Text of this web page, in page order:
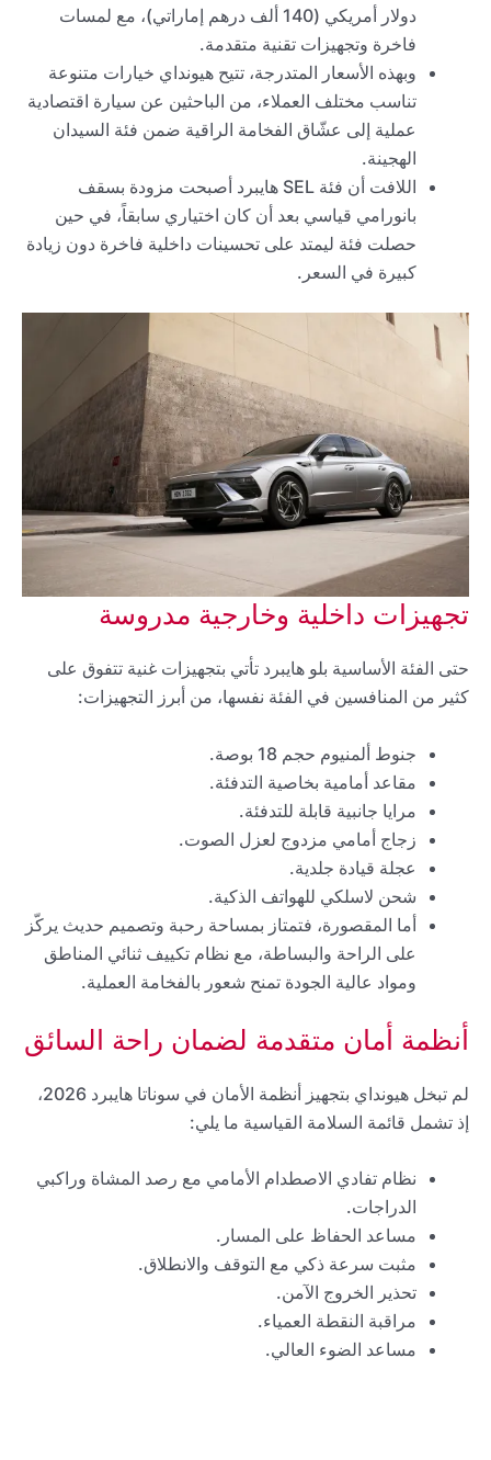
دولار أمريكي (140 ألف درهم إماراتي)، مع لمسات
فاخرة وتجهيزات تقنية متقدمة.
وبهذه الأسعار المتدرجة، تتيح هيونداي خيارات متنوعة
تناسب مختلف العملاء، من الباحثين عن سيارة اقتصادية
عملية إلى عشّاق الفخامة الراقية ضمن فئة السيدان
الهجينة.
اللافت أن فئة SEL هايبرد أصبحت مزودة بسقف
بانورامي قياسي بعد أن كان اختياري سابقاً، في حين
حصلت فئة ليمتد على تحسينات داخلية فاخرة دون زيادة
كبيرة في السعر.
تجهيزات داخلية وخارجية مدروسة
حتى الفئة الأساسية بلو هايبرد تأتي بتجهيزات غنية تتفوق على
كثير من المنافسين في الفئة نفسها، من أبرز التجهيزات:
جنوط ألمنيوم حجم 18 بوصة.
مقاعد أمامية بخاصية التدفئة.
مرايا جانبية قابلة للتدفئة.
زجاج أمامي مزدوج لعزل الصوت.
عجلة قيادة جلدية.
شحن لاسلكي للهواتف الذكية.
أما المقصورة، فتمتاز بمساحة رحبة وتصميم حديث يركّز
على الراحة والبساطة، مع نظام تكييف ثنائي المناطق
ومواد عالية الجودة تمنح شعور بالفخامة العملية.
أنظمة أمان متقدمة لضمان راحة السائق
لم تبخل هيونداي بتجهيز أنظمة الأمان في سوناتا هايبرد 2026،
إذ تشمل قائمة السلامة القياسية ما يلي:
نظام تفادي الاصطدام الأمامي مع رصد المشاة وراكبي
الدراجات.
مساعد الحفاظ على المسار.
مثبت سرعة ذكي مع التوقف والانطلاق.
تحذير الخروج الآمن.
مراقبة النقطة العمياء.
مساعد الضوء العالي.